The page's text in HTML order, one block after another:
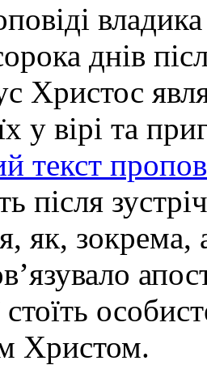
днів
Христос
у вірі та
текст
після
як,
Христом.